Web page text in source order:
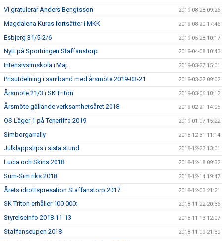
Vi gratulerar Anders Bengtsson 2019-08-28 09:26
Magdalena Kuras fortsätter i MKK 2019-08-20 17:46
Esbjerg 31/5-2/6 2019-05-28 10:17
Nytt på Sportringen Staffanstorp 2019-04-08 10:43
Intensivsimskola i Maj. 2019-03-27 15:01
Prisutdelning i samband med årsmöte 2019-03-21 2019-03-22 09:02
Årsmöte 21/3 i SK Triton 2019-03-06 10:12
Årsmöte gällande verksamhetsåret 2018 2019-02-21 14:05
OS Läger 1 på Teneriffa 2019 2019-01-07 15:22
Simborgarrally 2018-12-31 11:14
Julklappstips i sista stund. 2018-12-23 13:01
Lucia och Skins 2018 2018-12-18 09:32
Sum-Sim riks 2018 2018-12-14 19:47
Årets idrottspresation Staffanstorp 2017 2018-12-03 21:21
SK Triton erhåller 100 000:- 2018-11-22 20:36
Styrelseinfo 2018-11-13 2018-11-13 12:07
Staffanscupen 2018 2018-11-09 21:30